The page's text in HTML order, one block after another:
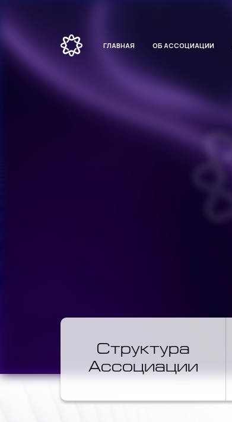
ГЛАВНАЯ ОБ АССОЦИАЦИИ
Структура
Ассоциации